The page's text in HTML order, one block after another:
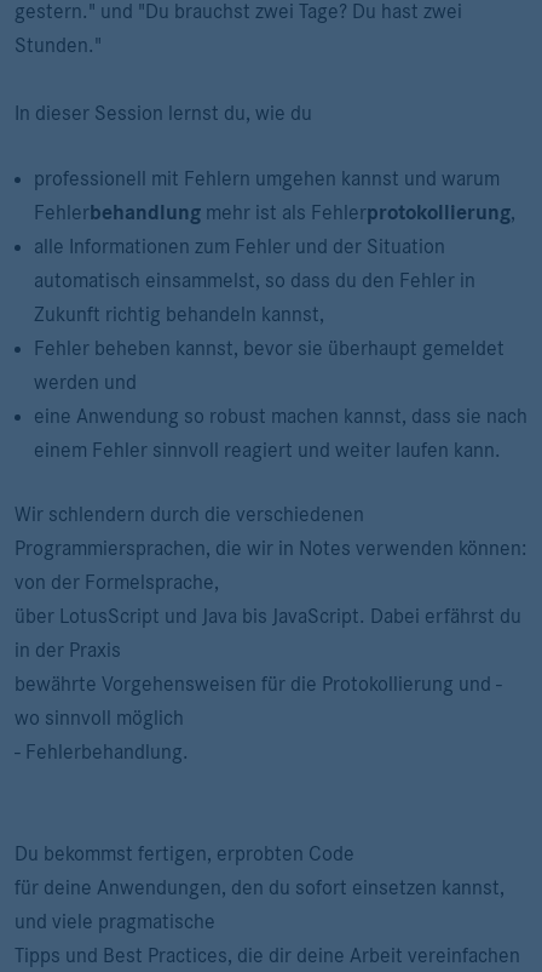
gestern." und "Du brauchst zwei Tage? Du hast zwei
Stunden."
In dieser Session lernst du, wie du
professionell mit Fehlern umgehen kannst und warum
Fehlerbehandlung mehr ist als Fehlerprotokollierung,
alle Informationen zum Fehler und der Situation
automatisch einsammelst, so dass du den Fehler in
Zukunft richtig behandeln kannst,
Fehler beheben kannst, bevor sie überhaupt gemeldet
werden und
eine Anwendung so robust machen kannst, dass sie nach
einem Fehler sinnvoll reagiert und weiter laufen kann.
Wir schlendern durch die verschiedenen
Programmiersprachen, die wir in Notes verwenden können:
von der Formelsprache,
über LotusScript und Java bis JavaScript. Dabei erfährst du
in der Praxis
bewährte Vorgehensweisen für die Protokollierung und -
wo sinnvoll möglich
- Fehlerbehandlung.
Du bekommst fertigen, erprobten Code
für deine Anwendungen, den du sofort einsetzen kannst,
und viele pragmatische
Tipps und Best Practices, die dir deine Arbeit vereinfachen